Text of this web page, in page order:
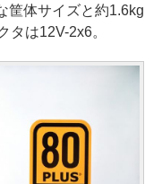
筐体サイズと約1.6kg
タは12V-2x6。